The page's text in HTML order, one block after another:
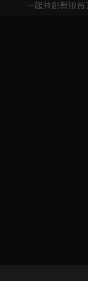
一起共創新版留